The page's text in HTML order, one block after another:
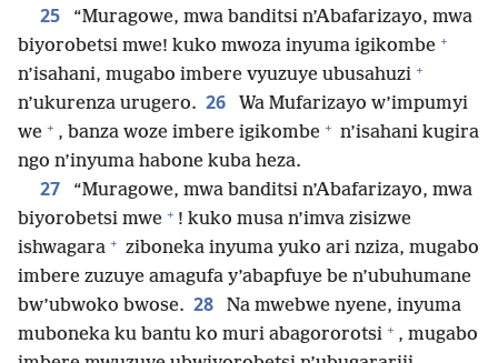
25
“Muragowe, mwa banditsi n’Abafarizayo, mwa
biyorobetsi mwe! kuko mwoza inyuma igikombe +
n’isahani, mugabo imbere vyuzuye ubusahuzi +
n’ukurenza urugero. 26
Wa Mufarizayo w’impumyi
we + , banza woze imbere igikombe + n’isahani kugira
ngo n’inyuma habone kuba heza.
27
“Muragowe, mwa banditsi n’Abafarizayo, mwa
biyorobetsi mwe + ! kuko musa n’imva zisizwe
ishwagara + ziboneka inyuma yuko ari nziza, mugabo
imbere zuzuye amagufa y’abapfuye be n’ubuhumane
bw’ubwoko bwose. 28
Na mwebwe nyene, inyuma
muboneka ku bantu ko muri abagororotsi + , mugabo